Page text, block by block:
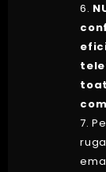
6.
7.